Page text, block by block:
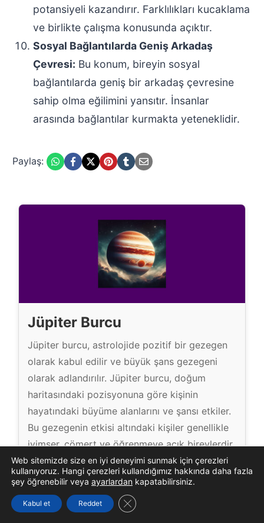
potansiyeli kazandırır. Farklılıkları kucaklama
ve birlikte çalışma konusunda açıktır.
Sosyal Bağlantılarda Geniş Arkadaş
Çevresi: Bu konum, bireyin sosyal
bağlantılarda geniş bir arkadaş çevresine
sahip olma eğilimini yansıtır. İnsanlar
arasında bağlantılar kurmakta yeteneklidir.
Paylaş:
Jüpiter Burcu
Jüpiter burcu, astrolojide pozitif bir gezegen
olarak kabul edilir ve büyük şans gezegeni
olarak adlandırılır. Jüpiter burcu, doğum
haritasındaki pozisyonuna göre kişinin
hayatındaki büyüme alanlarını ve şansı etkiler.
Bu gezegenin etkisi altındaki kişiler genellikle
iyimser, cömert ve öğrenmeye açık bireylerdir.
Jüpiter burcu, kişinin yaşam yolunda nasıl
büyüdüğünü ve farklı deneyimlerle nasıl
zenginleştiğini yansıtır. Jüpi̇ter Burcu...
Web sitemizde size en iyi deneyimi sunmak için çerezleri
kullanıyoruz. Hangi çerezleri kullandığımız hakkında daha fazla
şey öğrenebilir veya ayarlardan kapatabilirsiniz.
Kabul et Reddet GDPR çerez şeridini kapat